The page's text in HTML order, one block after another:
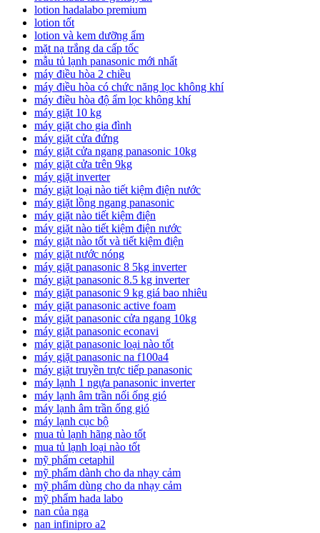
lotion hadalabo premium
lotion tốt
lotion và kem dưỡng ẩm
mặt nạ trắng da cấp tốc
mẫu tủ lạnh panasonic mới nhất
máy điều hòa 2 chiều
máy điều hòa có chức năng lọc không khí
máy điều hòa độ ẩm lọc không khí
máy giặt 10 kg
máy giặt cho gia đình
máy giặt cửa đứng
máy giặt cửa ngang panasonic 10kg
máy giặt cửa trên 9kg
máy giặt inverter
máy giặt loại nào tiết kiệm điện nước
máy giặt lồng ngang panasonic
máy giặt nào tiết kiệm điện
máy giặt nào tiết kiệm điện nước
máy giặt nào tốt và tiết kiệm điện
máy giặt nước nóng
máy giặt panasonic 8 5kg inverter
máy giặt panasonic 8.5 kg inverter
máy giặt panasonic 9 kg giá bao nhiêu
máy giặt panasonic active foam
máy giặt panasonic cửa ngang 10kg
máy giặt panasonic econavi
máy giặt panasonic loại nào tốt
máy giặt panasonic na f100a4
máy giặt truyền trực tiếp panasonic
máy lạnh 1 ngựa panasonic inverter
máy lạnh âm trần nối ống gió
máy lạnh âm trần ống gió
máy lạnh cục bộ
mua tủ lạnh hãng nào tốt
mua tủ lạnh loại nào tốt
mỹ phẩm cetaphil
mỹ phẩm dành cho da nhạy cảm
mỹ phẩm dùng cho da nhạy cảm
mỹ phẩm hada labo
nan của nga
nan infinipro a2